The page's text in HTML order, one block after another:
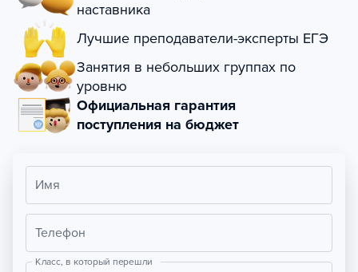
наставника
Лучшие преподаватели-эксперты ЕГЭ
Занятия в небольших группах по
уровню
Официальная гарантия
поступления на бюджет
Имя
Телефон
Класс, в который перешли